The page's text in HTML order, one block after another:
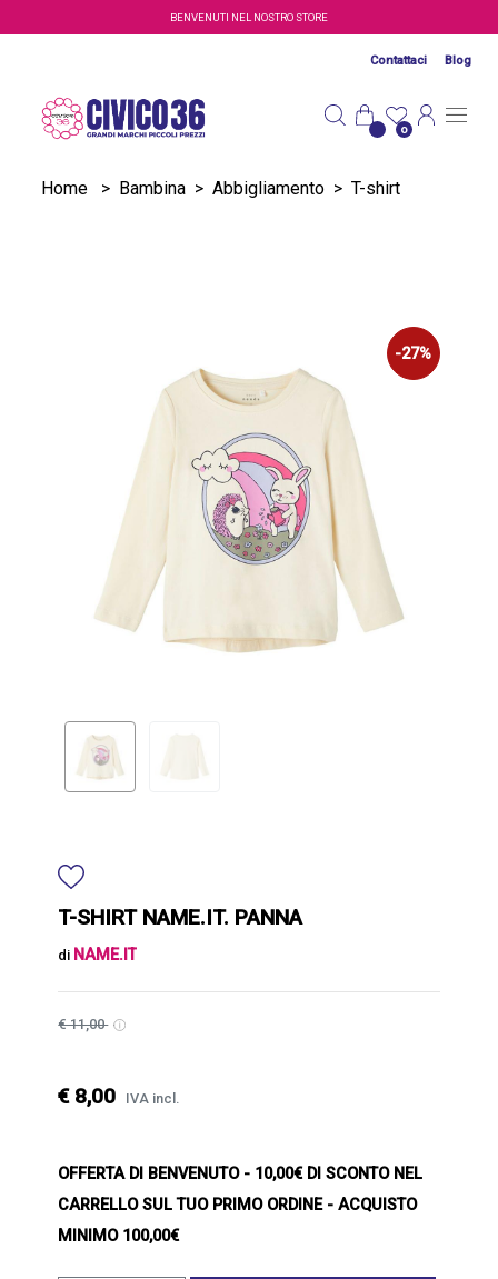
Salta al contenuto principaleBENVENUTI NEL NOSTRO STORE
Contattaci Blog
0
Home > Bambina > Abbigliamento > T-shirt
-27%
T-SHIRT NAME.IT. PANNA
di NAME.IT
€ 11,00
€ 8,00 IVA incl.
OFFERTA DI BENVENUTO- 10,00€ DI SCONTO NEL
CARRELLO SUL TUO PRIMO ORDINE - ACQUISTO
MINIMO 100,00€